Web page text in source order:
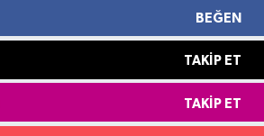
BEĞEN
TAKIP ET
TAKIP ET